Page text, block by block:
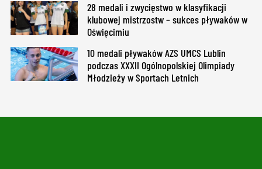
28 medali i zwycięstwo w klasyfikacji
klubowej mistrzostw – sukces pływaków w
Oświęcimiu
10 medali pływaków AZS UMCS Lublin
podczas XXXII Ogólnopolskiej Olimpiady
Młodzieży w Sportach Letnich